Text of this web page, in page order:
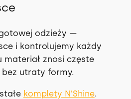
odzieży —
i kontrolujemy każdy
materiał znosi częste
bez utraty formy.
komplety N’Shine.